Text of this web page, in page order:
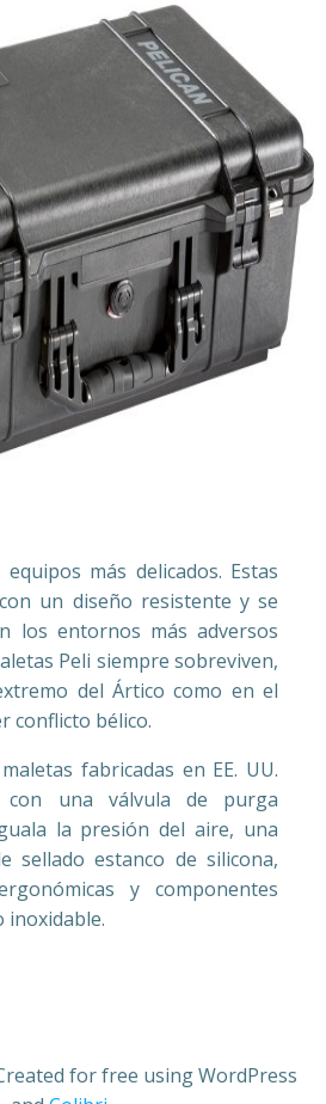
más delicados. Estas
un diseño resistente y se
los entornos más adversos
Peli siempre sobreviven,
del Ártico como en el
conflicto bélico.
fabricadas en EE. UU.
con una válvula de purga
la presión del aire, una
sellado estanco de silicona,
y componentes
inoxidable.
for free using WordPress